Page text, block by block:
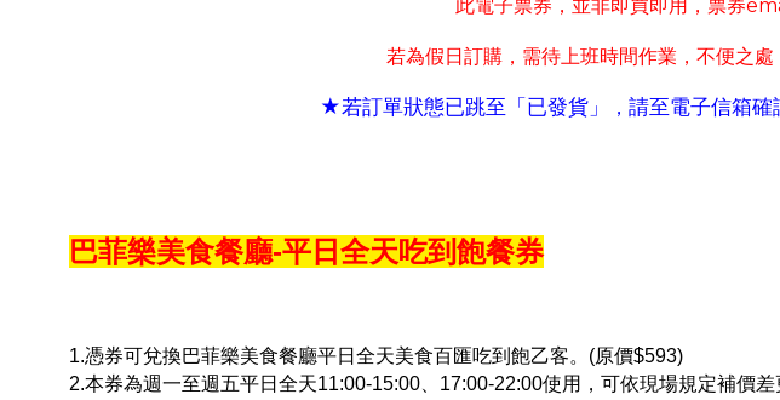
此電子票券 ， 並非即買即用 ， 票券
若為假日訂購 ， 需待上班時間作業 ， 不便之處
★若訂單狀態已跳至「已發貨」 ， 請至電子信箱確
巴菲樂美食餐廳-平日全天吃到飽餐券
1.憑券可兌換巴菲樂美食餐廳平日全天美食百匯吃到飽乙客。(原價$593)
2.本券為週一至週五平日全天11:00-15:00、17:00-22:00使用，可依現場規定補價